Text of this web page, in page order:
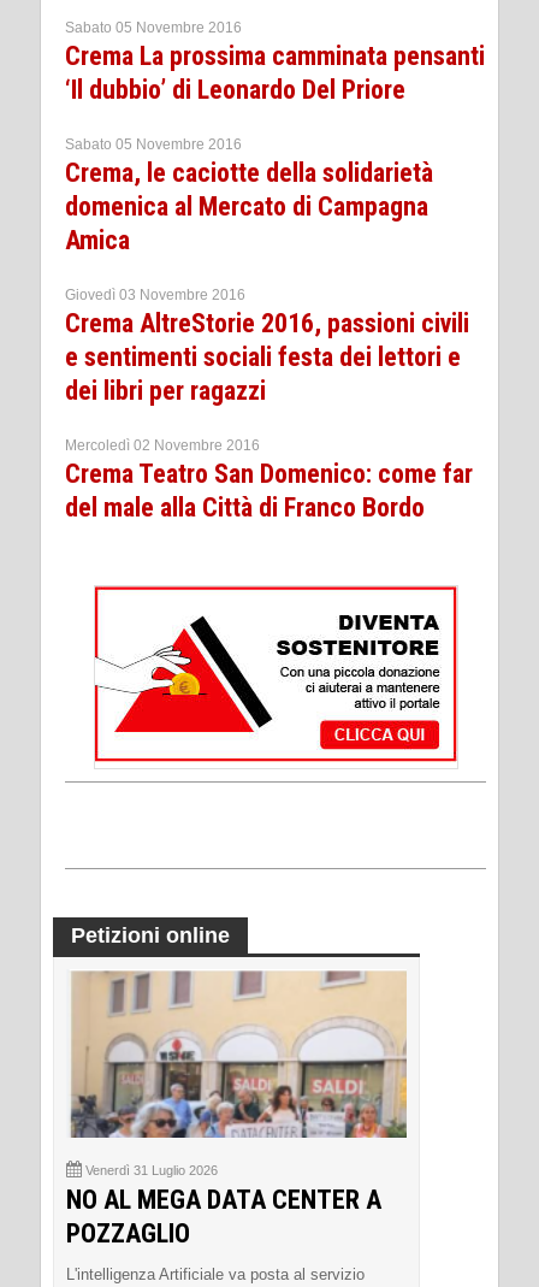
Sabato 05 Novembre 2016
Crema La prossima camminata pensanti
‘Il dubbio’ di Leonardo Del Priore
Sabato 05 Novembre 2016
Crema, le caciotte della solidarietà
domenica al Mercato di Campagna
Amica
Giovedì 03 Novembre 2016
Crema AltreStorie 2016, passioni civili
e sentimenti sociali festa dei lettori e
dei libri per ragazzi
Mercoledì 02 Novembre 2016
Crema Teatro San Domenico: come far
del male alla Città di Franco Bordo
Petizioni online
Venerdì 31 Luglio 2026
NO AL MEGA DATA CENTER A
POZZAGLIO
L'intelligenza Artificiale va posta al servizio